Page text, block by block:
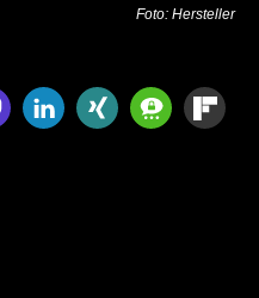
Foto: Hersteller